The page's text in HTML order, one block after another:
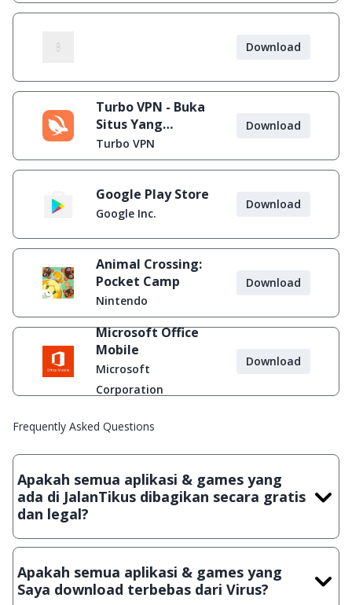
Download
Turbo VPN - Buka
Situs Yang
Diblokir
Turbo VPN
Download
Google Play Store
Google Inc.
Download
Animal Crossing:
Pocket Camp
Nintendo
Download
Microsoft Office
Mobile
Microsoft
Corporation
Download
Frequently Asked Questions
Apakah semua aplikasi & games yang
ada di JalanTikus dibagikan secara gratis
dan legal?
Ya, JalanTikus hanya membagikan aplikasi & games yang
crack, patch atau semacamnya.
Apakah semua aplikasi & games yang
Saya download terbebas dari Virus?